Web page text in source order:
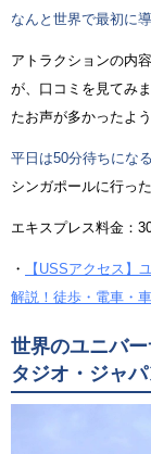
なんと世界で最初に
アトラクションの内
が、口コミを見てみ
たお声が多かったよ
平日は50分待ちにな
シンガポールに行っ
エキスプレス料金：
・
【USSアクセス】
解説！徒歩・電車・
世界のユニバ
タジオ・ジャ